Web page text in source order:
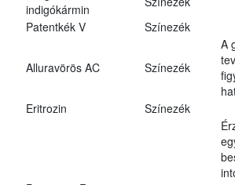
indigókármin
Patentkék V Színezék
Alluravörös AC Színezék
A
Eritrozin Színezék